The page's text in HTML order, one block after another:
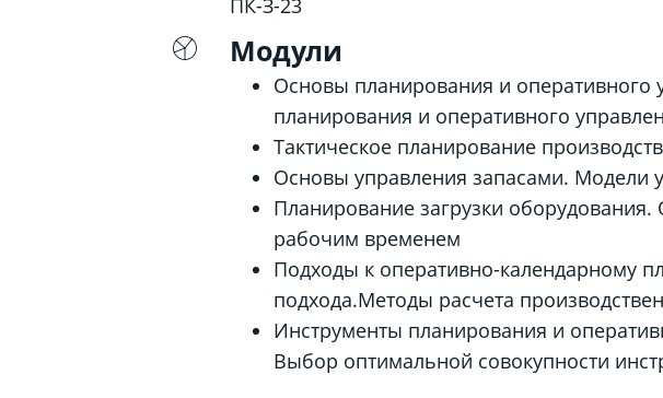
ПК-З-23
Модули
Основы планирования и оперативного
планирования и оперативного
Тактическое планирование
Основы управления запасами. Модели
Планирование загрузки
рабочим временем
Подходы к оперативно-календарному
подхода.Методы расчета
Инструменты планирования и
Выбор оптимальной совокупности